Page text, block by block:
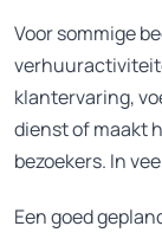
Voor sommige
klantervaring,
dienst of maakt
bezoekers. In
Een goed